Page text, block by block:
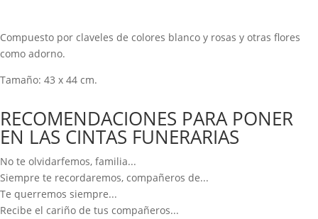
Compuesto por claveles de colores blanco y rosas y otras flores
como adorno.
Tamaño: 43 x 44 cm.
RECOMENDACIONES PARA PONER
EN LAS CINTAS FUNERARIAS
No te olvidarfemos, familia...
Siempre te recordaremos, compañeros de...
Te querremos siempre...
Recibe el cariño de tus compañeros...